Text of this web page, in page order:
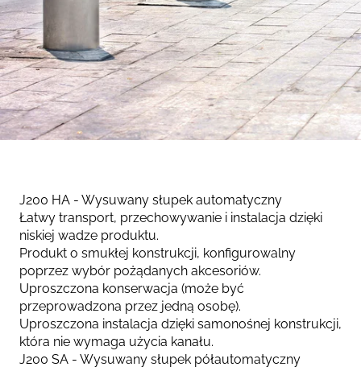
J200 HA - Wysuwany słupek automatyczny
Łatwy transport, przechowywanie i instalacja dzięki
niskiej wadze produktu.
Produkt o smukłej konstrukcji, konfigurowalny
poprzez wybór pożądanych akcesoriów.
Uproszczona konserwacja (może być
przeprowadzona przez jedną osobę).
Uproszczona instalacja dzięki samonośnej konstrukcji,
która nie wymaga użycia kanału.
J200 SA - Wysuwany słupek półautomatyczny